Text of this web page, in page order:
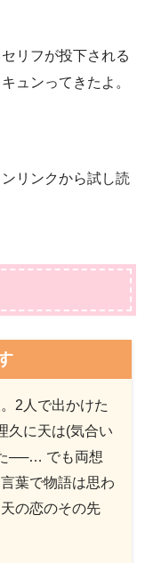
リフが投下される
ュンってきたよ。
リンクから試し読
2人で出かけた
久に天は(気合い
──… でも両想
葉で物語は思わ
の恋のその先